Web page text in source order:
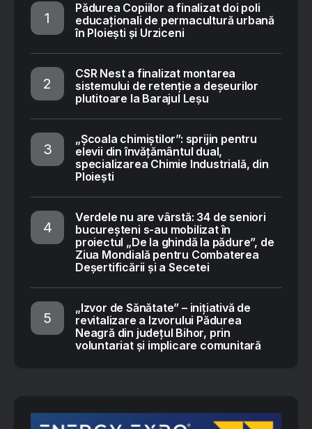
Pădurea Copiilor a finalizat doi poli
educaționali de permacultură urbană
în Ploiești și Urziceni
CSR Nest a finalizat montarea
sistemului de retenție a deșeurilor
plutitoare la Barajul Leșu
„Școala chimiștilor”: sprijin pentru
elevii din învățământul dual,
specializarea Chimie Industrială, din
Ploiești
Verdele nu are vârstă: 34 de seniori
bucureșteni s-au mobilizat în
proiectul „De la ghindă la pădure”, de
Ziua Mondială pentru Combaterea
Deșertificării și a Secetei
„Izvor de Sănătate” – inițiativă de
revitalizare a Izvorului Pădurea
Neagră din județul Bihor, prin
voluntariat și implicare comunitară